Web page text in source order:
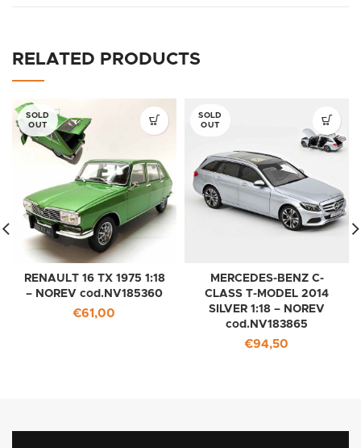
RELATED PRODUCTS
SOLD
OUT
RENAULT 16 TX 1975 1:18
– NOREV cod.NV185360
€61,00
SOLD
OUT
MERCEDES-BENZ C-
CLASS T-MODEL 2014
SILVER 1:18 – NOREV
cod.NV183865
€94,50